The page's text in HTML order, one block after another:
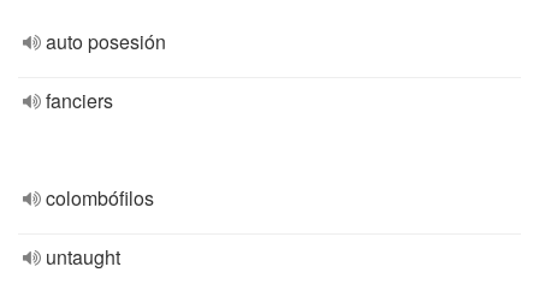
auto posesión
fanciers
colombófilos
untaught